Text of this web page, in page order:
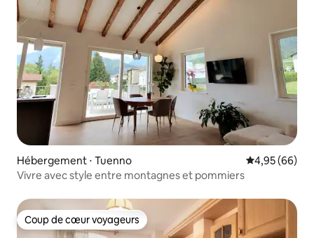
Hébergement ⋅ Tuenno Évaluation
4,95 (66)
Vivre avec style entre montagnes et pommiers
Coup de cœur voyageurs
Coup de cœur voyageurs